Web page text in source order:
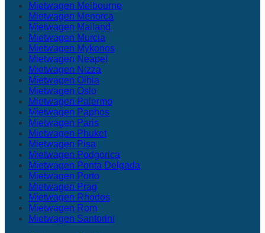
Mietwagen Melbourne
Mietwagen Menorca
Mietwagen Mailand
Mietwagen Murcia
Mietwagen Mykonos
Mietwagen Neapel
Mietwagen Nizza
Mietwagen Olbia
Mietwagen Oslo
Mietwagen Palermo
Mietwagen Paphos
Mietwagen Paris
Mietwagen Phuket
Mietwagen Pisa
Mietwagen Podgorica
Mietwagen Ponta Delgada
Mietwagen Porto
Mietwagen Prag
Mietwagen Rhodos
Mietwagen Rom
Mietwagen Santorini